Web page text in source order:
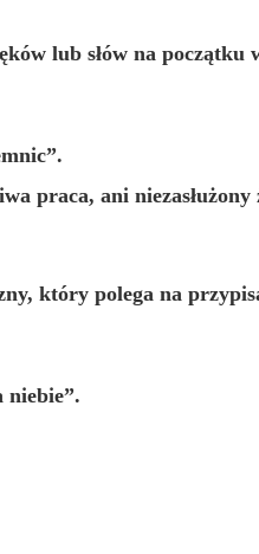
lub słów na początku
praca, ani
który polega na
niebie”.